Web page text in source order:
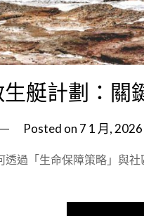
艇計劃：關
Posted on 7 1 月, 2026
透過「生命保障策略」與